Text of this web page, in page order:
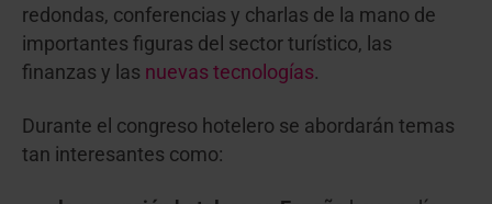
redondas, conferencias y charlas de la mano de
importantes figuras del sector turístico, las
finanzas y las nuevas tecnologías.
Durante el congreso hotelero se abordarán temas
tan interesantes como: